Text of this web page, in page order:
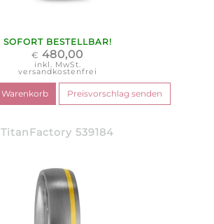
SOFORT BESTELLBAR!
€ 480,00
inkl. MwSt.
versandkostenfrei
TitanFactory 539184